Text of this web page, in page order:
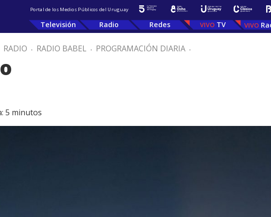
Portal de los Medios Públicos del Uruguay
Televisión Radio Redes TV
RADIO . RADIO BABEL . PROGRAMACIÓN DIARIA .
5 minutos